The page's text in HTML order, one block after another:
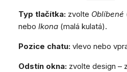
Typ tlačítka: zvolte Oblíbené
nebo Ikona (malá kulatá).
Pozice chatu: vlevo nebo
Odstín okna: zvolte design –